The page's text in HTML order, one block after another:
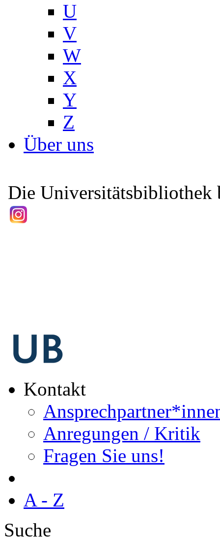
U
V
W
X
Y
Z
Über uns
Die Universitätsbibliothek
Kontakt
Anregungen / Kritik
Fragen Sie uns!
A - Z
Suche